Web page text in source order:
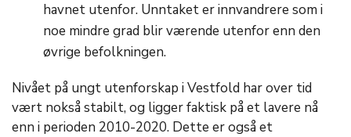
havnet utenfor. Unntaket er innvandrere som i
noe mindre grad blir værende utenfor enn den
øvrige befolkningen.
Nivået på ungt utenforskap i Vestfold har over tid
vært nokså stabilt, og ligger faktisk på et lavere nå
enn i perioden 2010-2020. Dette er også et